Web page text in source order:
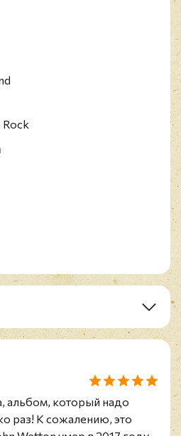
Rock
альбом, который надо
раз! К сожалению, это